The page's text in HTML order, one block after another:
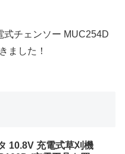
式チェンソー MUC254D
ました！
10.8V 充電式草刈機